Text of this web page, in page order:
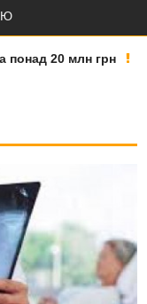
20 млн грн